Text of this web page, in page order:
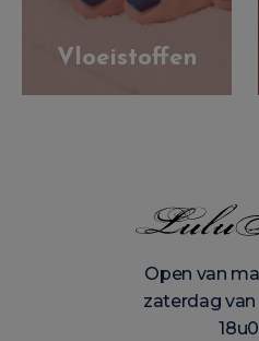
Vloeistoffen
Open van
zaterdag